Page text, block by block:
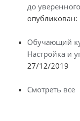
до
Обучающий
Настройка и
27/12/2019
Смотреть все